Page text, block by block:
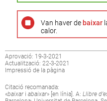
Van haver de baixar
calor.
Aprovació: 19-3-2021
Actualització: 22-3-2021
Impressió de la pàgina
Citació recomanada:
«baixari abaixar» [en línia]. A: Llibre